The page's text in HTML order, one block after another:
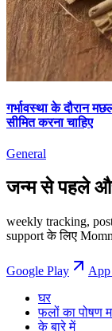
गर्भावस्था के दौरान
सीमित करना चाहिए
General
जन्म से पहले
weekly tracking,
support के लिए
Google Play
App
घर
फलों का पोषण
के बारे में